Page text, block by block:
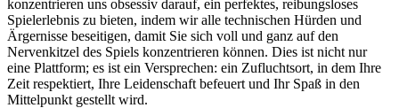
konzentrieren uns obsessiv darauf, ein perfektes, reibungsloses
Spielerlebnis zu bieten, indem wir alle technischen Hürden und
Ärgernisse beseitigen, damit Sie sich voll und ganz auf den
Nervenkitzel des Spiels konzentrieren können. Dies ist nicht nur
eine Plattform; es ist ein Versprechen: ein Zufluchtsort, in dem Ihre
Zeit respektiert, Ihre Leidenschaft befeuert und Ihr Spaß in den
Mittelpunkt gestellt wird.